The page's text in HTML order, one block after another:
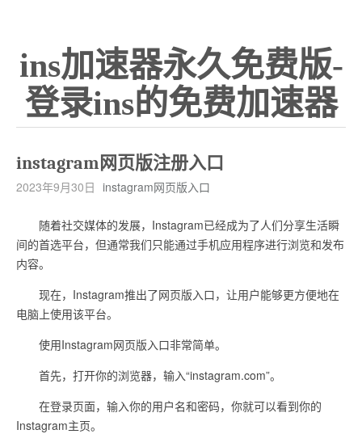
ins加速器永久免费版-
登录ins的免费加速器
instagram网页版注册入口
2023年9月30日 instagram网页版入口
随着社交媒体的发展，Instagram已经成为了人们分享生活瞬
间的首选平台，但通常我们只能通过手机应用程序进行浏览和发布
内容。
现在，Instagram推出了网页版入口，让用户能够更方便地在
电脑上使用该平台。
使用Instagram网页版入口非常简单。
首先，打开你的浏览器，输入“instagram.com”。
在登录页面，输入你的用户名和密码，你就可以看到你的
Instagram主页。